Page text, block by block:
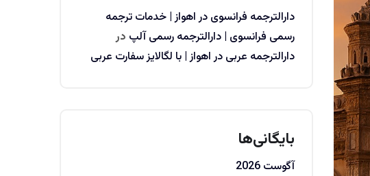
دارالترجمه فرانسوی در اهواز | خدمات ترجمه
رسمی فرانسوی | دارالترجمه رسمی آلپ در
دارالترجمه عربی در اهواز | با لگالایز سفارت عربی
بایگانی‌ها
آگوست 2026